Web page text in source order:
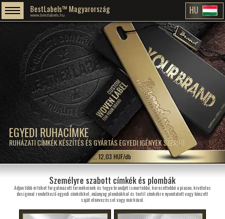
EGYEDI RUHACÍMKE
RUHÁZATI CÍMKÉK KÉSZÍTÉS ÉS GYÁRTÁS EGYEDI IGÉNYEK SZERINT
BestLabels™ Magyarország
www.bestlabels.hu HU
... 12,03 HUF/db
Személyre szabott címkék és plombák
Adjon több értéket forgalmazott termékeinek és tegye brandjét ismertebbé, keresettebbé a piacon, kivételes
designnal rendelkező egyedi címkékkel, műanyag plombákkal és textil címkékre nyomtatott vagy hímzett
saját elnevezéssel vagy márkával.